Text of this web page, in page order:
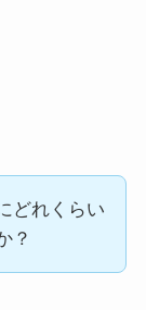
どれくらい
？